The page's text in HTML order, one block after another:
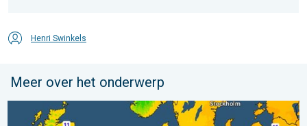
Henri Swinkels
Meer over het onderwerp
Er komen koelere nachten aan. West- en Midden-Europa. . .